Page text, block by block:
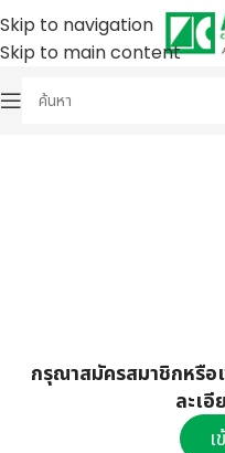
Skip to navigation
Skip to main content
กรุณาสมัครสมาชิกหรือ
ละเ